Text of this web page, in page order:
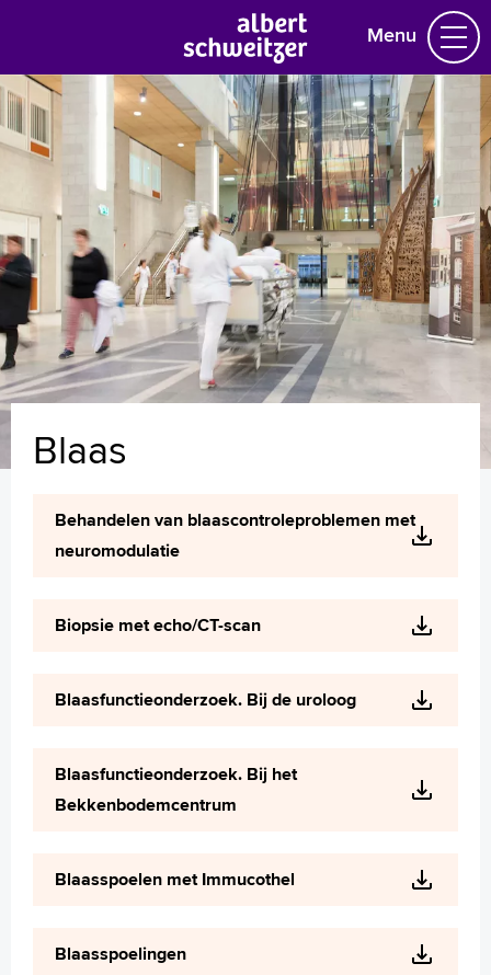
Menu
Homepage
Praktische informatie
Specialismen
Werken en leren
Medewerkers
Contact
MijnASz
Zoeken
Français
Türkçe
Arabisch
Blaas
Behandelen van blaascontroleproblemen met
neuromodulatie
Biopsie met echo/CT-scan
Blaasfunctieonderzoek. Bij de uroloog
Blaasfunctieonderzoek. Bij het
Bekkenbodemcentrum
Blaasspoelen met Immucothel
Blaasspoelingen